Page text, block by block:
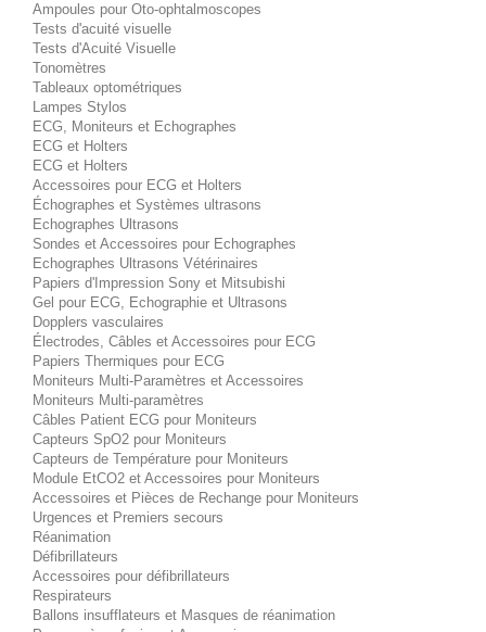
Ampoules pour Oto-ophtalmoscopes
Tests d'acuité visuelle
Tests d'Acuité Visuelle
Tonomètres
Tableaux optométriques
Lampes Stylos
ECG, Moniteurs et Echographes
ECG et Holters
ECG et Holters
Accessoires pour ECG et Holters
Échographes et Systèmes ultrasons
Echographes Ultrasons
Sondes et Accessoires pour Echographes
Echographes Ultrasons Vétérinaires
Papiers d'Impression Sony et Mitsubishi
Gel pour ECG, Echographie et Ultrasons
Dopplers vasculaires
Électrodes, Câbles et Accessoires pour ECG
Papiers Thermiques pour ECG
Moniteurs Multi-Paramètres et Accessoires
Moniteurs Multi-paramètres
Câbles Patient ECG pour Moniteurs
Capteurs SpO2 pour Moniteurs
Capteurs de Température pour Moniteurs
Module EtCO2 et Accessoires pour Moniteurs
Accessoires et Pièces de Rechange pour Moniteurs
Urgences et Premiers secours
Réanimation
Défibrillateurs
Accessoires pour défibrillateurs
Respirateurs
Ballons insufflateurs et Masques de réanimation